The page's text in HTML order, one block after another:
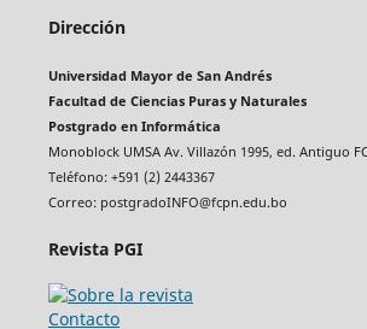
Dirección
Universidad Mayor de San Andrés
Facultad de Ciencias Puras y Naturales
Postgrado en Informática
Monoblock UMSA Av. Villazón 1995, ed. Antiguo
Teléfono: +591 (2) 2443367
Correo: postgradoINFO@fcpn.edu.bo
Revista PGI
Contacto